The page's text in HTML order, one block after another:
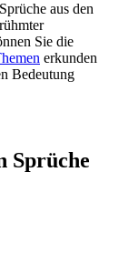
aus den
Sie die
erkunden
Bedeutung
Sprüche